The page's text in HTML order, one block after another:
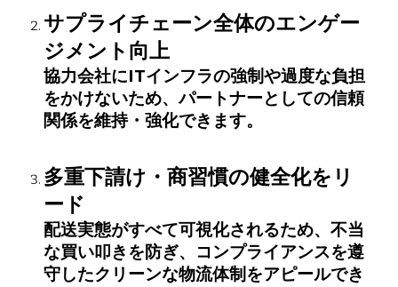
サプライチェーン全体のエンゲー
ジメント向上
協力会社にITインフラの強制や過度な負担
をかけないため、パートナーとしての信頼
関係を維持・強化できます。
多重下請け・商習慣の健全化をリ
ード
配送実態がすべて可視化されるため、不当
な買い叩きを防ぎ、コンプライアンスを遵
守したクリーンな物流体制をアピールでき